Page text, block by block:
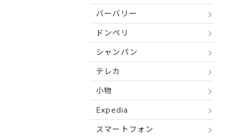
バーバリー
ドンペリ
シャンパン
テレカ
小物
Expedia
スマートフォン